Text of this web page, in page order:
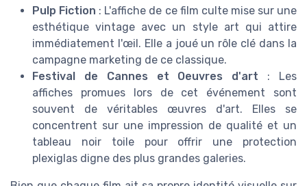
Pulp Fiction : L'affiche de ce film culte mise sur une
esthétique vintage avec un style art qui attire
immédiatement l'œil. Elle a joué un rôle clé dans la
campagne marketing de ce classique.
Festival de Cannes et Oeuvres d'art : Les
affiches promues lors de cet événement sont
souvent de véritables œuvres d'art. Elles se
concentrent sur une impression de qualité et un
tableau noir toile pour offrir une protection
plexiglas digne des plus grandes galeries.